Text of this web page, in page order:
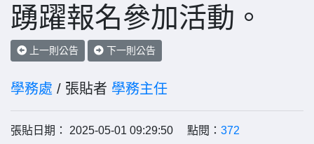
踴躍報名參加活動。
上一則公告 下一則公告
學務處 / 張貼者 學務主任
張貼日期： 2025-05-01 09:29:50 點閱： 372